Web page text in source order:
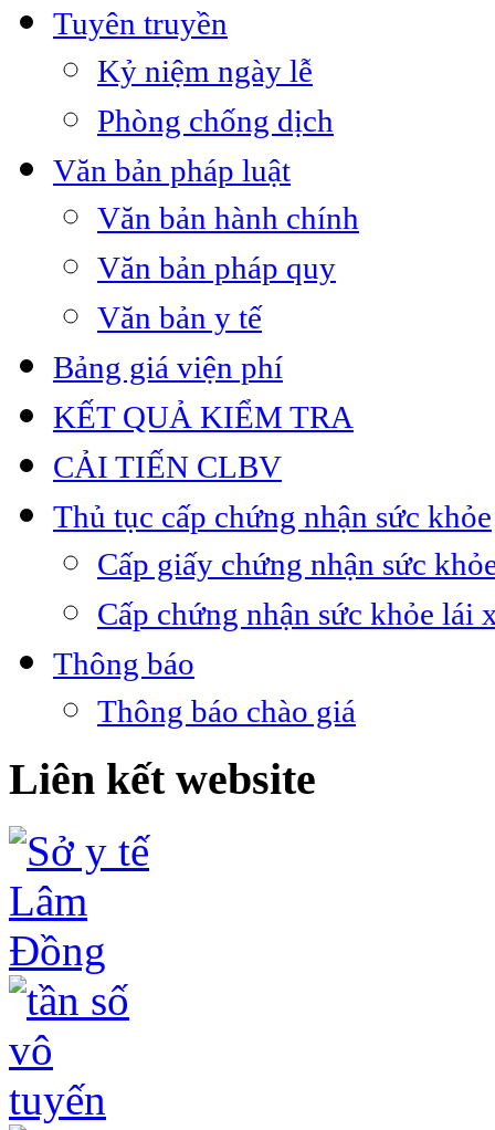
Tuyên truyền
Kỷ niệm ngày lễ
Phòng chống dịch
Văn bản pháp luật
Văn bản hành chính
Văn bản pháp quy
Văn bản y tế
Bảng giá viện phí
KẾT QUẢ KIỂM TRA
CẢI TIẾN CLBV
Thủ tục cấp chứng nhận sức khỏe
Cấp giấy chứng nhận sức
Cấp chứng nhận sức khỏe lái
Thông báo
Thông báo chào giá
Liên kết website